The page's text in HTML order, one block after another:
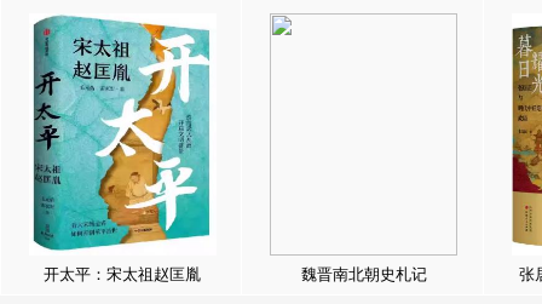
开太平：宋太祖赵匡胤 魏晋南北朝史札记 张